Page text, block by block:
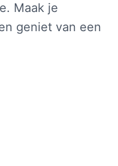
Maak je
geniet van een